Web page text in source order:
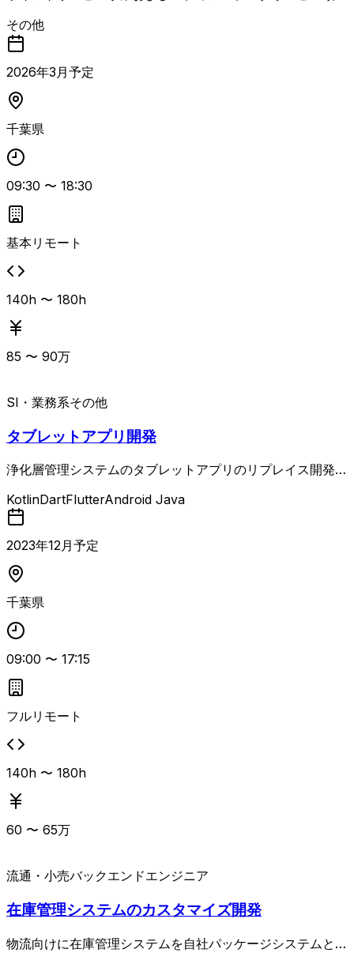
する案件です。 2017年に外部コンサル支援で制定されたポ
イント管理規程をベースに、事業拡大・領域拡張を踏まえた
見直しを行い、未整備となっているデータサービス／メディ
アサービス領域の管理規程を新規に制定します。 まずは上
位規程の整備から着手し、その後必要に応じてガイドライン
は、既存のポイントサービス関連規程の改定支援、ポイント
事業以外の管理規程整備、データサービスおよびメディアサ
ービスの管理規程新規制定、広告ガイドラインや関連業法を
踏まえた規程内容の具体化、現場担当者へのヒアリングを通
じた実務に即した規程作成、ならびに下位文書（ガイドライ
ン等）の作成支援となります。 規程整備を一人称で推進で
き、上位規程から下位文書まで体系的に整理できる人材アサ
その他
2026年3 月予定
千葉県
09:30 〜 18:30
基本リモート
140h 〜 180h
85 〜 90万
SI・業務系その他
タブレットアプリ開発
浄化層管理システムのタブレットアプリのリプレイス開発を
使用もございます。 業務内容 ・新規機能開発 ・実装 ・改
修 ・運用・保守 etc.
KotlinDartFlutterAndroid Java
2023年12月予定
千葉県
09:00 〜 17:15
フルリモート
140h 〜 180h
60 〜 65万
流通・小売バックエンドエンジニア
在庫管理システムのカスタマイズ開発
物流向けに在庫管理システムを自社パッケージシステムとし